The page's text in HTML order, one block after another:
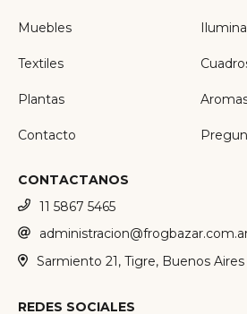
Muebles
Textiles
Plantas
Contacto
CONTACTANOS
11 5867 5465
Sarmiento 21, Tigre, Buenos Aires
REDES SOCIALES